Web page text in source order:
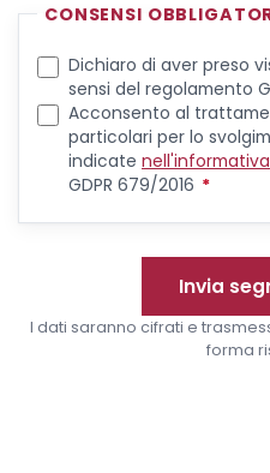
CONSENSI
Dichiaro di aver preso
sensi del regolamento
Acconsento al
particolari per lo
indicate nell'informativa
GDPR 679/2016 *
Invia
I dati saranno cifrati e
forma